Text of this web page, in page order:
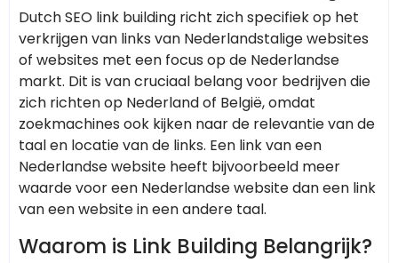
Dutch SEO link building richt zich specifiek op het
verkrijgen van links van Nederlandstalige websites
of websites met een focus op de Nederlandse
markt. Dit is van cruciaal belang voor bedrijven die
zich richten op Nederland of België, omdat
zoekmachines ook kijken naar de relevantie van de
taal en locatie van de links. Een link van een
Nederlandse website heeft bijvoorbeeld meer
waarde voor een Nederlandse website dan een link
van een website in een andere taal.
Waarom is Link Building Belangrijk?